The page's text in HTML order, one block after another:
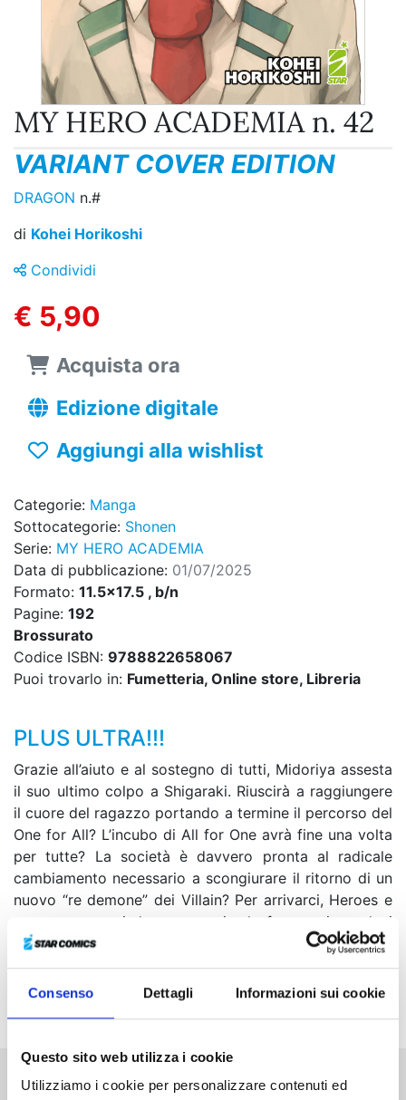
Consenso Dettagli Informazioni sui cookie
Questo sito web utilizza i cookie
Utilizziamo i cookie per personalizzare contenuti ed
MY HERO ACADEMIA n. 42
VARIANT COVER EDITION
DRAGON n.#
di Kohei Horikoshi
Condividi
€ 5,90
Acquista ora
Edizione digitale
Aggiungi alla wishlist
Categorie: Manga
Sottocategorie: Shonen
Serie: MY HERO ACADEMIA
Data di pubblicazione: 01/07/2025
Formato: 11.5x17.5 , b/n
Pagine: 192
Brossurato
Codice ISBN: 9788822658067
Puoi trovarlo in: Fumetteria, Online store, Libreria
PLUS ULTRA!!!
Grazie all’aiuto e al sostegno di tutti, Midoriya assesta
il suo ultimo colpo a Shigaraki. Riuscirà a raggiungere
il cuore del ragazzo portando a termine il percorso del
One for All? L’incubo di All for One avrà fine una volta
per tutte? La società è davvero pronta al radicale
cambiamento necessario a scongiurare il ritorno di un
nuovo “re demone” dei Villain? Per arrivarci, Heroes e
persone comuni dovranno unire le forze spingendosi
oltre i propri limiti... Plus ultra!
una speciale Variant Cover Edition!